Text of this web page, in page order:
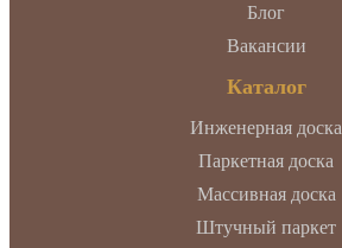
Блог
Вакансии
Каталог
Инженерная доска
Паркетная доска
Массивная доска
Штучный паркет